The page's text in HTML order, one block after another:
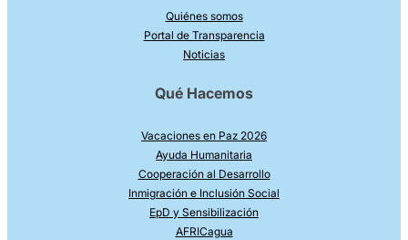
Quiénes somos
Portal de Transparencia
Noticias
Qué Hacemos
Vacaciones en Paz 2026
Ayuda Humanitaria
Cooperación al Desarrollo
Inmigración e Inclusión Social
EpD y Sensibilización
AFRICagua